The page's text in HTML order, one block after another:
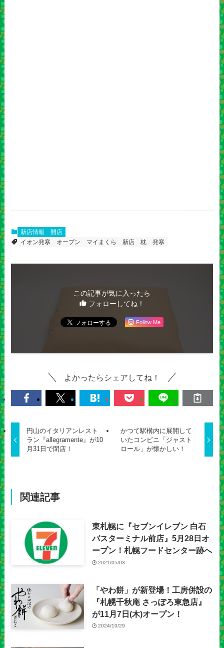
新店情報
開店
イオン発寒
オープン マイまくら 新店 枕 発寒
この記事が気に入ったら
フォローしてね！
Follow Me
よかったらシェアしてね！
円山のイタリアンレスト
ラン『allegramente』が10
月31日で閉店！
かつて駅構内に展開して
いたコンビニ「ジャスト
ロール」が懐かしい！
関連記事
東札幌に『セブンイレブン 白石
バスターミナル前店』5月28日オ
ープン！札幌フードセンター跡へ
2021/05/03
「やわ餅」が新登場！工房併設の
『札幌千秋庵 さっぽろ東急店』
が11月7日(木)オープン！
2024/10/29